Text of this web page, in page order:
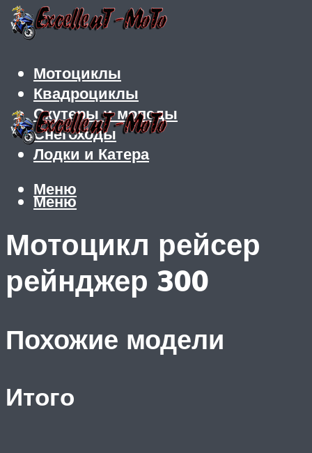
Мотоциклы
Квадроциклы
Скутеры и мопеды
Снегоходы
Лодки и Катера
Меню
Меню
Мотоцикл рейсер
рейнджер 300
Похожие модели
Итого